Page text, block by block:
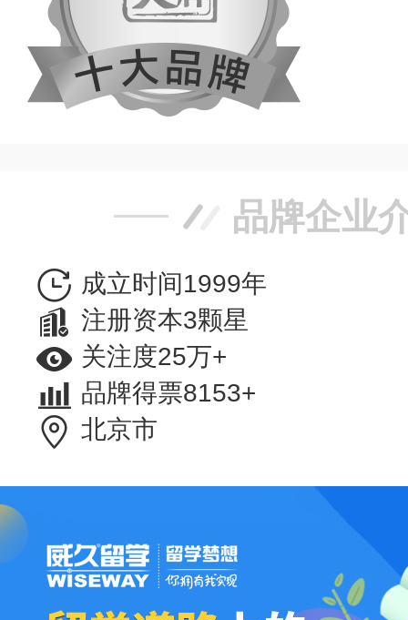
品牌企业
成立时间1999年
注册资本3颗星
关注度25万+
品牌得票8153+
北京市